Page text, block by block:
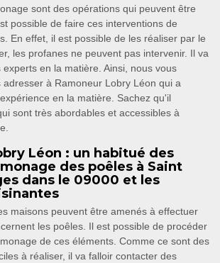
sont des opérations qui peuvent être
possible de faire ces interventions de
En effet, il est possible de les réaliser par le
les profanes ne peuvent pas intervenir. Il va
en la matière. Ainsi, nous vous
adresser à Ramoneur Lobry Léon qui a
en la matière. Sachez qu'il
sont très abordables et accessibles à
Léon : un habitué des
des poêles à Saint
dans le 09000 et les
maisons peuvent être amenés à effectuer
les poêles. Il est possible de procéder
de ces éléments. Comme ce sont des
à réaliser, il va falloir contacter des